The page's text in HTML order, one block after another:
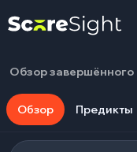
Обзор завершённого
Обзор Предикты